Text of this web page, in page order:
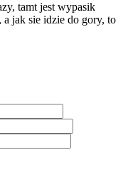
tamt jest wypasik
jak sie idzie do gory, to